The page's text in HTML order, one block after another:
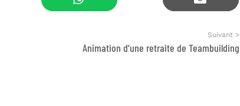
Suivant >
Animation d’une retraite de Teambuilding